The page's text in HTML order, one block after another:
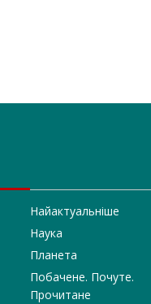
Найактуальніше
Наука
Планета
Побачене. Почуте.
Прочитане